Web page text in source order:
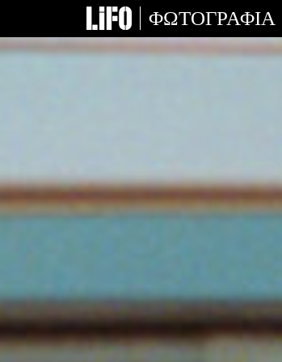
ΦΩΤΟΓΡΑΦΙΑ